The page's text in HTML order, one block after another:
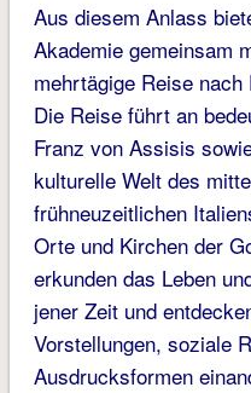
Aus diesem Anlass
Akademie gemeinsam
mehrtägige Reise
Die Reise führt an
Franz von Assisis
kulturelle Welt des
frühneuzeitlichen
Orte und Kirchen der
erkunden das Leben
jener Zeit und
Vorstellungen, soziale
Ausdrucksformen